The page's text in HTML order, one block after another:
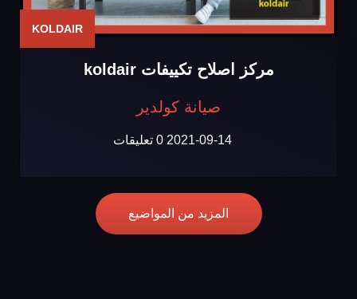
KOLDAIR
مركز اصلاح تكييفات koldair
صيانة كولدير
2021-09-14 0 تعليقات
المزيد من المواضيع